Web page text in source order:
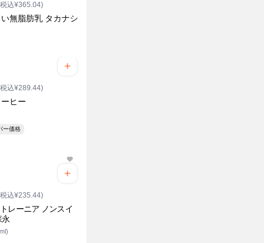
込¥365.04)
無脂肪乳 タカナシ
込¥289.44)
ヒー
ー価格
込¥235.44)
レーニア ノンスイ
永